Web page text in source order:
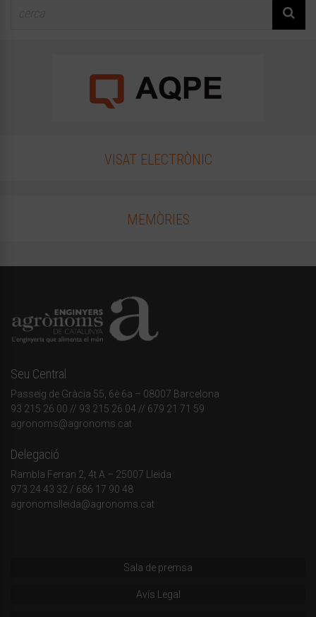
VISAT ELECTRÒNIC
MEMÒRIES
Seu Central
Passeig de Gràcia 55, 6è 6a – 08007 Barcelona
93 215 26 00 // 93 215 26 04 // 679 21 71 59
agronoms@agronoms.cat
Delegació
Rambla Ferran 2, 4t A – 25007 Lleida
973 24 43 32 / 686 17 90 48
agronomslleida@agronoms.cat
Sala de premsa
Avís Legal